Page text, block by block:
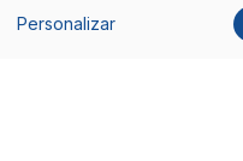
Personalizar